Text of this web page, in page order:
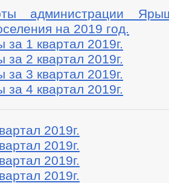
администрации
на 2019 год.
1 квартал 2019г.
2 квартал 2019г.
3 квартал 2019г.
4 квартал 2019г.
2019г.
2019г.
2019г.
2019г.